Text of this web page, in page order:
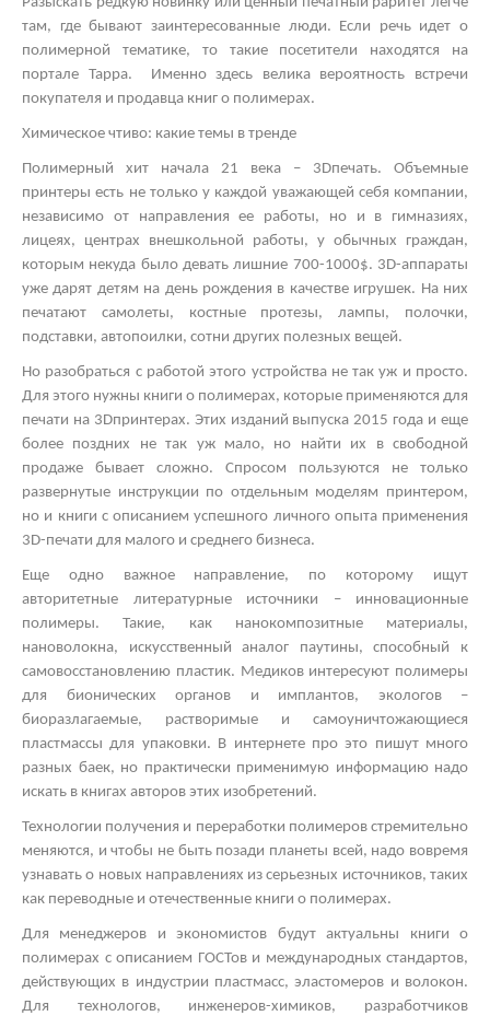
там, где бывают заинтересованные люди. Если речь идет о
полимерной тематике, то такие посетители находятся на
портале Тарра. Именно здесь велика вероятность встречи
покупателя и продавца книг о полимерах.
Химическое чтиво: какие темы в тренде
Полимерный хит начала 21 века – 3Dпечать. Объемные
принтеры есть не только у каждой уважающей себя компании,
независимо от направления ее работы, но и в гимназиях,
лицеях, центрах внешкольной работы, у обычных граждан,
которым некуда было девать лишние 700-1000$. 3D-аппараты
уже дарят детям на день рождения в качестве игрушек. На них
печатают самолеты, костные протезы, лампы, полочки,
подставки, автопоилки, сотни других полезных вещей.
Но разобраться с работой этого устройства не так уж и просто.
Для этого нужны книги о полимерах, которые применяются для
печати на 3Dпринтерах. Этих изданий выпуска 2015 года и еще
более поздних не так уж мало, но найти их в свободной
продаже бывает сложно. Спросом пользуются не только
развернутые инструкции по отдельным моделям принтером,
но и книги с описанием успешного личного опыта применения
3D-печати для малого и среднего бизнеса.
Еще одно важное направление, по которому ищут
авторитетные литературные источники – инновационные
полимеры. Такие, как нанокомпозитные материалы,
нановолокна, искусственный аналог паутины, способный к
самовосстановлению пластик. Медиков интересуют полимеры
для бионических органов и имплантов, экологов –
биоразлагаемые, растворимые и самоуничтожающиеся
пластмассы для упаковки. В интернете про это пишут много
разных баек, но практически применимую информацию надо
искать в книгах авторов этих изобретений.
Технологии получения и переработки полимеров стремительно
меняются, и чтобы не быть позади планеты всей, надо вовремя
узнавать о новых направлениях из серьезных источников, таких
как переводные и отечественные книги о полимерах.
Для менеджеров и экономистов будут актуальны книги о
полимерах с описанием ГОСТов и международных стандартов,
действующих в индустрии пластмасс, эластомеров и волокон.
Для технологов, инженеров-химиков, разработчиков